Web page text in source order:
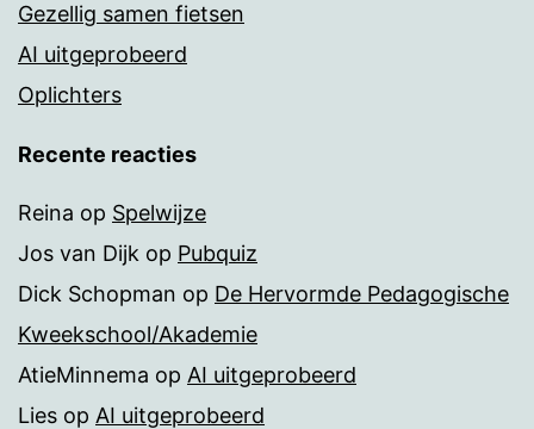
Gezellig samen fietsen
AI uitgeprobeerd
Oplichters
Recente reacties
Reina op Spelwijze
Jos van Dijk op Pubquiz
Dick Schopman op De Hervormde Pedagogische
Kweekschool/Akademie
AtieMinnema op AI uitgeprobeerd
Lies op AI uitgeprobeerd